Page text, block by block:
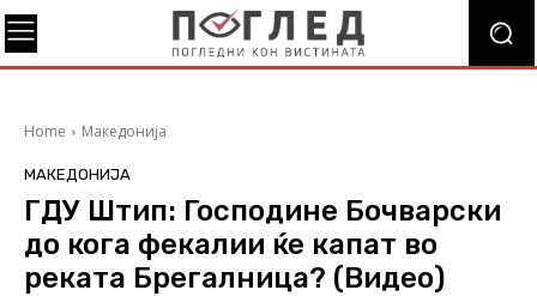
Home Македонија
МАКЕДОНИЈА
ГДУ Штип: Господине Бочварски
до кога фекалии ќе капат во
реката Брегалница? (Видео)